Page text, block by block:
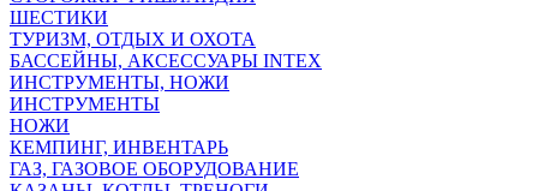
ШЕСТИКИ
ТУРИЗМ, ОТДЫХ И ОХОТА
БАССЕЙНЫ, АКСЕССУАРЫ INTEX
ИНСТРУМЕНТЫ, НОЖИ
ИНСТРУМЕНТЫ
НОЖИ
КЕМПИНГ, ИНВЕНТАРЬ
ГАЗ, ГАЗОВОЕ ОБОРУДОВАНИЕ